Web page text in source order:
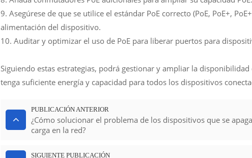
9. Asegúrese de que se utilice el estándar PoE correcto (PoE, PoE+,
alimentación del dispositivo.
10. Auditar y optimizar el uso de PoE para liberar puertos para
Siguiendo estas estrategias, podrá gestionar y ampliar la
tenga suficiente energía y capacidad para todos los dispositivos
PUBLICACIÓN ANTERIOR
¿Cómo solucionar el problema de los dispositivos que se
carga en la red?
SIGUIENTE PUBLICACIÓN